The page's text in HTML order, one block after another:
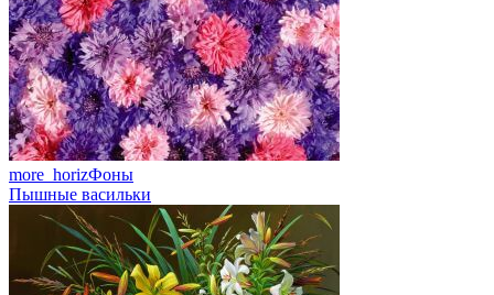
more_horizФоны
Пышные васильки